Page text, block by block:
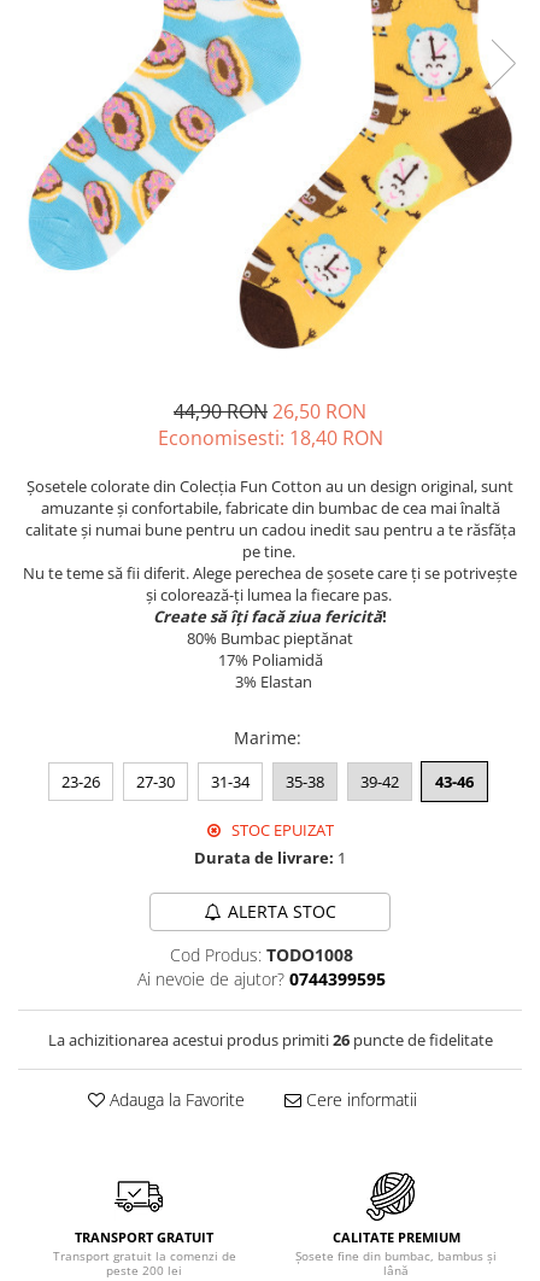
Sosete scurte femei
Sosete casual femei
Sosete clasice femei
Dresuri si ciorapi dama
Ciorapi clasici subtiri
Ciorapi clasici grosi
Ciorapi pentru gravide
Ciorapi mireasa
Ciorapi compresivi si modelatori
Sosete lana merino
Merino Presents
Merino Snow
Merino Fine
Merino Warm
Sosete termice
Sosete clasice barbati
Sosete lana merino
Merino Presents
Merino Snow
Merino Fine
Merino Warm
Merino Etno
Cutie Cadou Merino
Drumetie
Sosete de Compresie
Sosete Schi
Sosete Fotbal
Sosete medicinale
44,90 RON26,50 RON
Economisesti: 18,40 RON
Șosetele colorate din Colecția Fun Cotton au un design original, sunt
amuzante și confortabile, fabricate din bumbac de cea mai înaltă
calitate și numai bune pentru un cadou inedit sau pentru a te răsfăța
pe tine.
Nu te teme să fii diferit. Alege perechea de șosete care ți se potrivește
și colorează-ți lumea la fiecare pas.
Create să îți facă ziua fericită!
80% Bumbac pieptănat
17% Poliamidă
3% Elastan
Marime:
23-26 27-30 31-34 35-38 39-42 43-46
STOC EPUIZAT
Durata de livrare: 1
ALERTA STOC
Cod Produs: TODO1008
Ai nevoie de ajutor? 0744399595
La achizitionarea acestui produs primiti26puncte de fidelitate
Adauga la Favorite Cere informatii
TRANSPORT GRATUIT
Transport gratuit la comenzi de
peste 200 lei
CALITATE PREMIUM
Șosete fine din bumbac, bambus și
lână